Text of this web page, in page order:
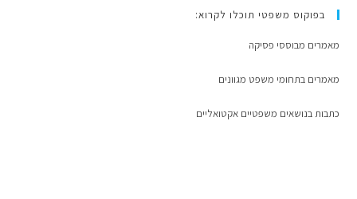
בפוקוס משפטי תוכלו לקרוא:
מאמרים מבוססי פסיקה
מאמרים בתחומי משפט מגוונים
כתבות בנושאים משפטיים אקטואליים